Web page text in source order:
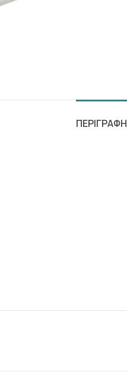
ΠΕΡΙΓΡΑΦΗ